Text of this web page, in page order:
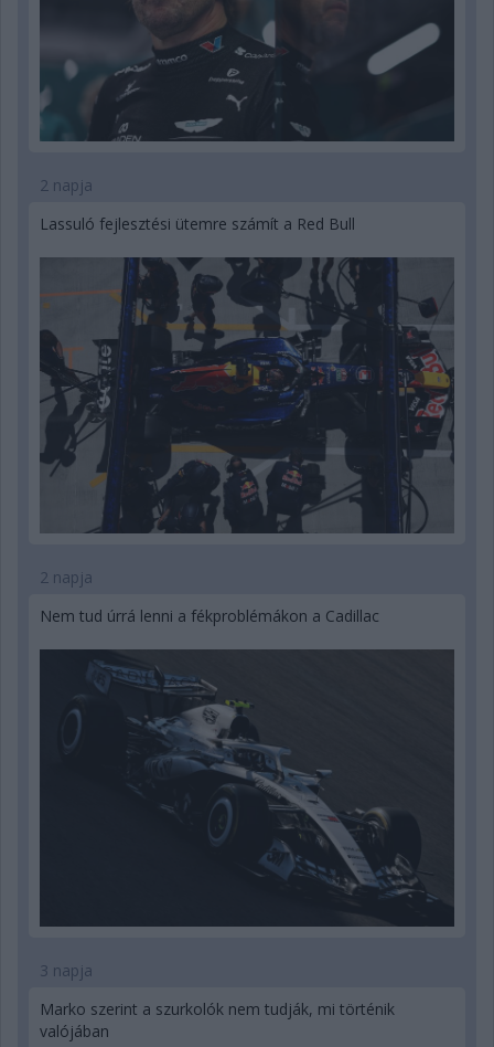
2 napja
Lassuló fejlesztési ütemre számít a Red Bull
2 napja
Nem tud úrrá lenni a fékproblémákon a Cadillac
3 napja
Marko szerint a szurkolók nem tudják, mi történik
valójában